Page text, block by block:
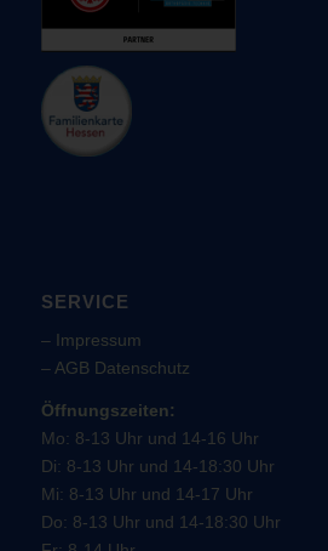
SERVICE
– Impressum
– AGB Datenschutz
Öffnungszeiten:
Mo: 8-13 Uhr und 14-16 Uhr
Di: 8-13 Uhr und 14-18:30 Uhr
Mi: 8-13 Uhr und 14-17 Uhr
Do: 8-13 Uhr und 14-18:30 Uhr